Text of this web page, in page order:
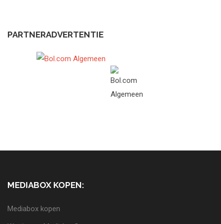
PARTNERADVERTENTIE
MEDIABOX KOPEN:
Mediabox kopen